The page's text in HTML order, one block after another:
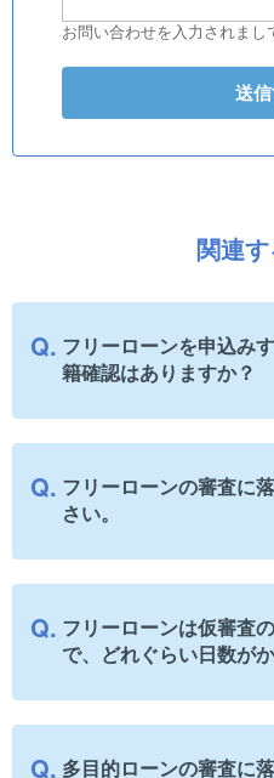
お問い合わせを入力されま
関連
フリーローンを申込み
籍確認はありますか？
フリーローンの審査に
さい。
フリーローンは仮審査
で、どれぐらい日数が
多目的ローンの審査に